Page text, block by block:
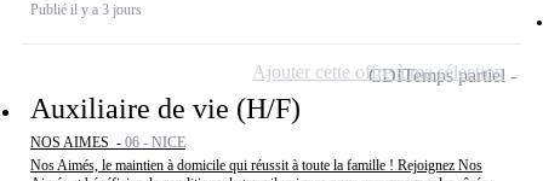
Publié il y a 3 jours
Auxiliaire de vie (H/F)
NOS AIMES - 06 - NICE
Nos Aimés, le maintien à domicile qui réussit à toute la famille ! Rejoignez Nos
CDITemps partiel
Ajouter cette offre à ma sélection